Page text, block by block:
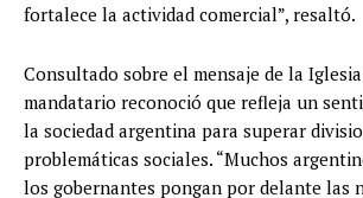
fortalece la actividad comercial”, resaltó.
Consultado sobre el mensaje de la
mandatario reconoció que refleja un
la sociedad argentina para superar
problemáticas sociales. “Muchos
los gobernantes pongan por delante las